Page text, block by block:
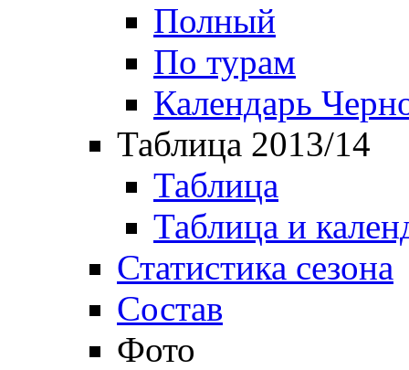
Полный
По турам
Календарь
Таблица 2013/14
Таблица
Таблица и
Статистика сезона
Состав
Фото